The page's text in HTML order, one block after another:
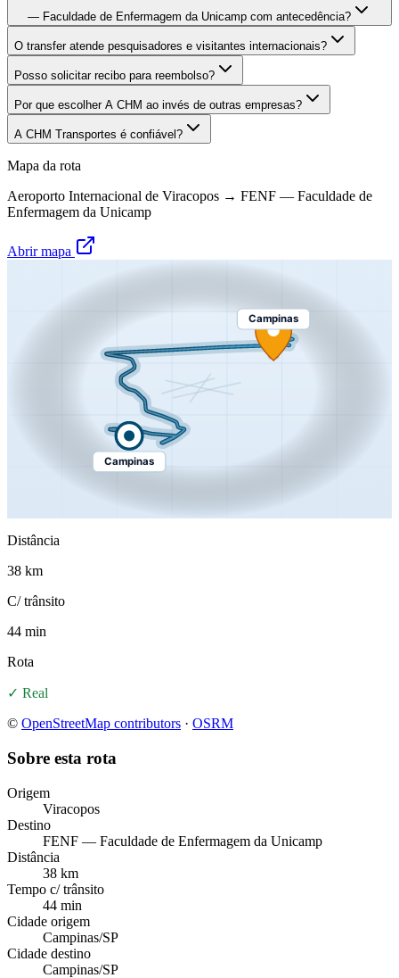
— Faculdade de Enfermagem da Unicamp com antecedência?
O transfer atende pesquisadores e visitantes internacionais?
Posso solicitar recibo para reembolso?
Por que escolher A CHM ao invés de outras empresas?
A CHM Transportes é confiável?
Mapa da rota
Aeroporto Internacional de Viracopos → FENF — Faculdade de
Enfermagem da Unicamp
Abrir mapa
Campinas
Campinas
Distância
38 km
C/ trânsito
44 min
Rota
✓ Real
© OpenStreetMap contributors · OSRM
Sobre esta rota
Origem
Viracopos
Destino
FENF — Faculdade de Enfermagem da Unicamp
Distância
38 km
Tempo c/ trânsito
44 min
Cidade origem
Campinas/SP
Cidade destino
Campinas/SP